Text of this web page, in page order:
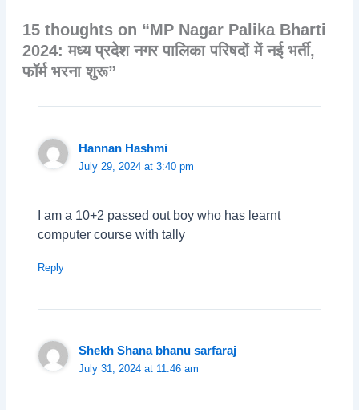
15 thoughts on “MP Nagar Palika Bharti
2024: मध्य प्रदेश नगर पालिका परिषदों में नई भर्ती,
फॉर्म भरना शुरू”
Hannan Hashmi
July 29, 2024 at 3:40 pm
I am a 10+2 passed out boy who has learnt
computer course with tally
Reply
Shekh Shana bhanu sarfaraj
July 31, 2024 at 11:46 am